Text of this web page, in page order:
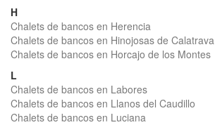
H
Chalets de bancos en Herencia
Chalets de bancos en Hinojosas de Calatrava
Chalets de bancos en Horcajo de los Montes
L
Chalets de bancos en Labores
Chalets de bancos en Llanos del Caudillo
Chalets de bancos en Luciana